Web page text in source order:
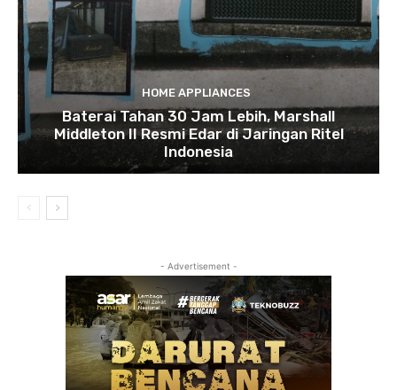
HOME APPLIANCES
Baterai Tahan 30 Jam Lebih, Marshall
Middleton II Resmi Edar di Jaringan Ritel
Indonesia
- Advertisement -